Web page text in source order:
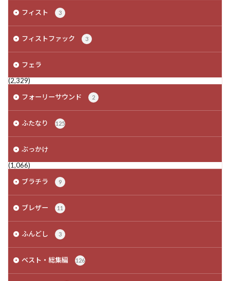
フィスト 3
フィストファック 3
フェラ
(2,329)
フォーリーサウンド
2
ふたなり 125
ぶっかけ
(1,066)
ブラチラ
9
ブレザー 11
ふんどし 3
ベスト・総集編 126